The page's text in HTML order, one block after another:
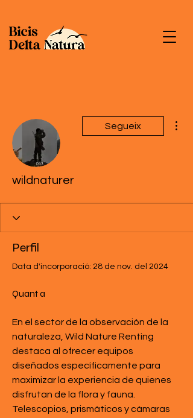
Segueix
wildnaturer
Perfil
Data d'incorporació: 28 de nov. del 2024
Quant a
En el sector de la observación de la
naturaleza, Wild Nature Renting
destaca al ofrecer equipos
diseñados específicamente para
maximizar la experiencia de quienes
disfrutan de la flora y fauna.
Telescopios, prismáticos y cámaras